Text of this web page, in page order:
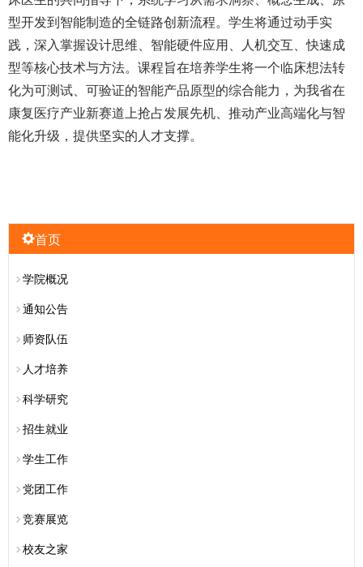
型开发到智能制造的全链路创新流程。学生将通过动手实
践，深入掌握设计思维、智能硬件应用、人机交互、快速成
型等核心技术与方法。课程旨在培养学生将一个临床想法转
化为可测试、可验证的智能产品原型的综合能力，为我省在
康复医疗产业新赛道上抢占发展先机、推动产业高端化与智
能化升级，提供坚实的人才支撑。
首页
学院概况
通知公告
师资队伍
人才培养
科学研究
招生就业
学生工作
党团工作
竞赛展览
校友之家